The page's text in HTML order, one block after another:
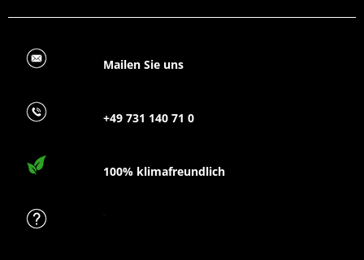
Mailen Sie uns
+49 731 140 71 0
100% klimafreundlich